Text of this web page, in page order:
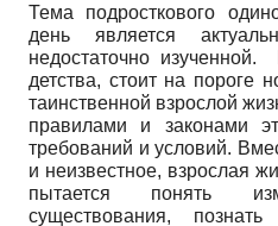
Тема подросткового
день является
недостаточно
детства, стоит на пороге
таинственной взрослой
правилами и законами
требований и условий.
и неизвестное, взрослая
пытается понять
существования,